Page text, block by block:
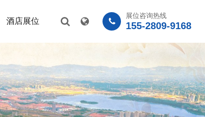
展位咨询热线
155-2809-9168
酒店展位